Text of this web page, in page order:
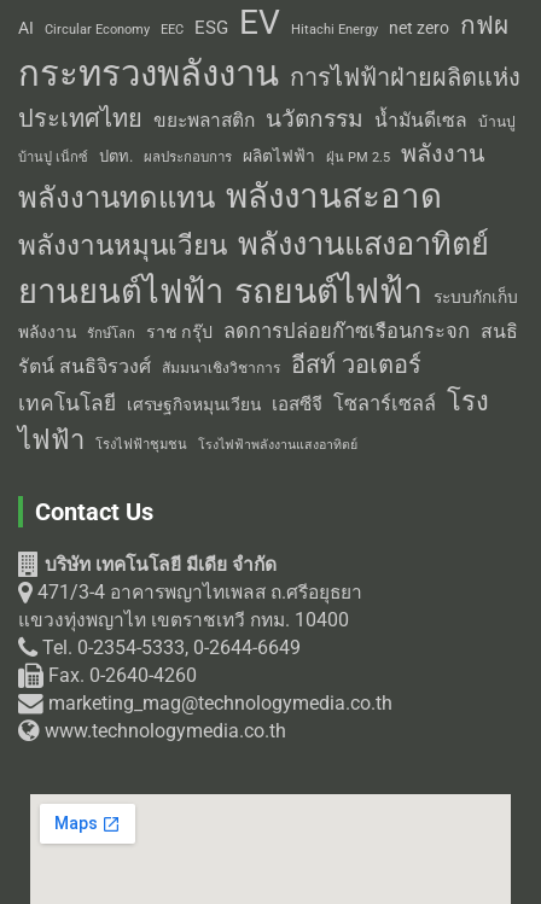
AI Circular Economy EEC ESG EV Hitachi Energy net zero กฟผ
กระทรวงพลังงาน การไฟฟ้าฝ่ายผลิตแห่ง
ประเทศไทย
ขยะพลาสติก นวัตกรรม น้ำมันดีเซล บ้านปู
บ้านปู เน็กซ์ ปตท. ผลประกอบการ ผลิตไฟฟ้า ฝุ่น PM 2.5 พลังงาน
พลังงานทดแทน พลังงานสะอาด
พลังงานหมุนเวียน พลังงานแสงอาทิตย์
ยานยนต์ไฟฟ้า รถยนต์ไฟฟ้า
ระบบกักเก็บ
พลังงาน
รักษ์โลก ราช กรุ๊ป ลดการปล่อยก๊าซเรือนกระจก สนธิ
รัตน์ สนธิจิรวงศ์
สัมมนาเชิงวิชาการ อีสท์ วอเตอร์
เทคโนโลยี เศรษฐกิจหมุนเวียน เอสซีจี โซลาร์เซลล์ โรง
ไฟฟ้า
โรงไฟฟ้าชุมชน โรงไฟฟ้าพลังงานแสงอาทิตย์
Contact Us
บริษัท เทคโนโลยี มีเดีย จำกัด
471/3-4 อาคารพญาไทเพลส ถ.ศรีอยุธยา
แขวงทุ่งพญาไท เขตราชเทวี กทม. 10400
Tel. 0-2354-5333, 0-2644-6649
Fax. 0-2640-4260
marketing_mag@technologymedia.co.th
www.technologymedia.co.th